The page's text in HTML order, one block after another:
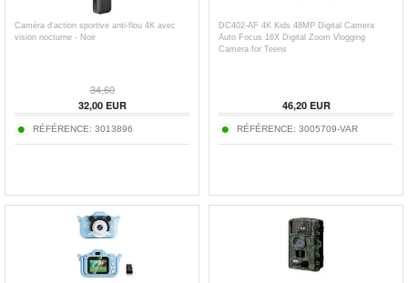
Caméra d'action sportive anti-flou 4K avec
vision nocturne - Noir
34,60
32,00EUR
RÉFÉRENCE: 3013896
DC402-AF 4K Kids 48MP Digital Camera
Auto Focus 16X Digital Zoom Vlogging
Camera for Teens
46,20EUR
RÉFÉRENCE: 3005709-VAR